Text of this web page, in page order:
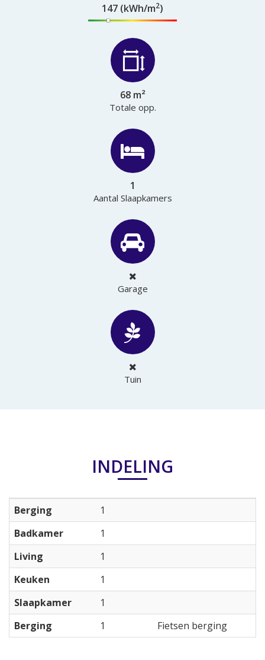
147 (kWh/m2)
68 m²
Totale opp.
1
Aantal Slaapkamers
Garage
Tuin
INDELING
Berging
1
Badkamer
1
Living
1
Keuken
1
Slaapkamer
1
Berging
1 Fietsen berging